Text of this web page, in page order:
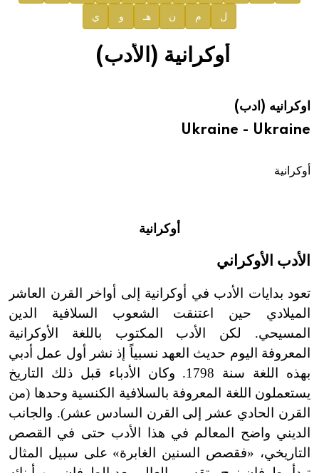
صدور المجلد الثامن عشر من الموسوعة الطبية
هيئة الموسوعة العربية تطلق موسوعات جديدة في عام 2026
ل م ن هـ و ي
أوكرانية (الأدب)
اوكرانيه (ادب)
Ukraine - Ukraine
أوكرانية
أوكرانية
الأدب الأوكراني
تعود بدايات الأدب في أوكرانية إلى أواخر القرن العاشر
الميلادي حين اعتنقت الشعوب السلافية الدين
المسيحي. لكن الأدب المكتوب باللغة الأوكرانية
المعروفة اليوم حديث العهد نسبياً إذ نشر أول عمل أدبي
بهذه اللغة سنة 1798. وكان الأدباء قبل ذلك التاريخ
يستعملون اللغة المعروفة بالسلافية الكنسية وحدها (من
القرن الحادي عشر إلى القرن السادس عشر). والجانب
الديني واضح المعالم في هذا الأدب حتى في القصص
التاريخي، «فقصص السنين الغابرة» على سبيل المثال